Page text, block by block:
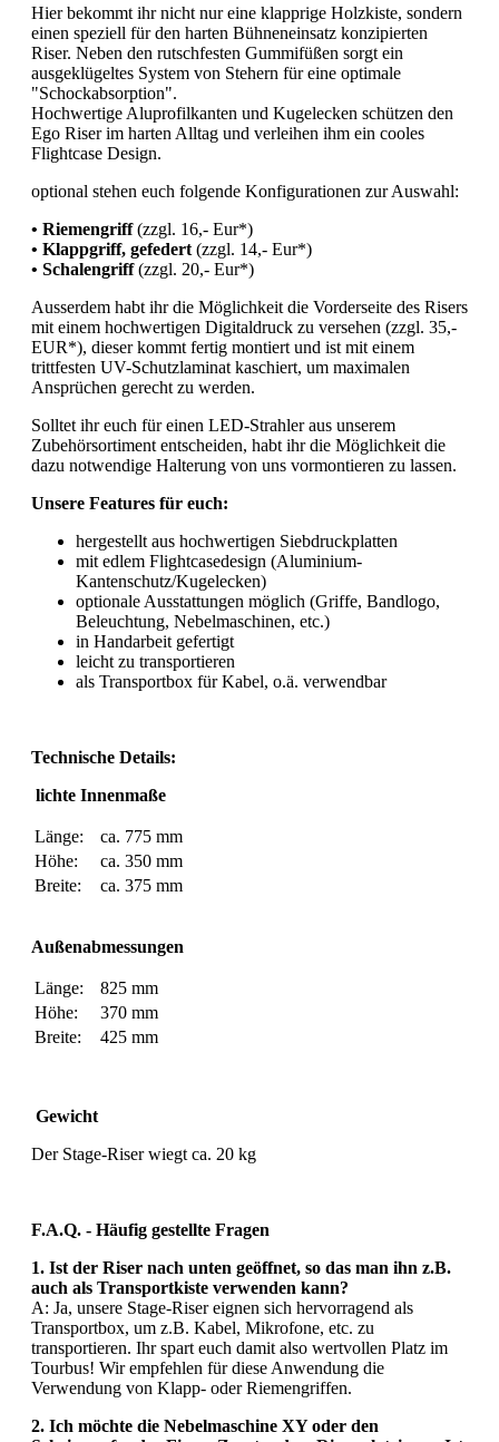
Hier bekommt ihr nicht nur eine klapprige Holzkiste, sondern
einen speziell für den harten Bühneneinsatz konzipierten
Riser. Neben den rutschfesten Gummifüßen sorgt ein
ausgeklügeltes System von Stehern für eine optimale
"Schockabsorption".
Hochwertige Aluprofilkanten und Kugelecken schützen den
Ego Riser im harten Alltag und verleihen ihm ein cooles
Flightcase Design.
optional stehen euch folgende Konfigurationen zur Auswahl:
• Riemengriff(zzgl. 16,- Eur*)
• Klappgriff, gefedert (zzgl. 14,- Eur*)
• Schalengriff(zzgl. 20,- Eur*)
Ausserdem habt ihr die Möglichkeit die Vorderseite des Risers
mit einem hochwertigen Digitaldruck zu versehen (zzgl. 35,-
EUR*), dieser kommt fertig montiert und ist mit einem
trittfesten UV-Schutzlaminat kaschiert, um maximalen
Ansprüchen gerecht zu werden.
Solltet ihr euch für einen LED-Strahler aus unserem
Zubehörsortiment entscheiden, habt ihr die Möglichkeit die
dazu notwendige Halterung von uns vormontieren zu lassen.
Unsere Features für euch:
hergestellt aus hochwertigen Siebdruckplatten
mit edlem Flightcasedesign (Aluminium-
Kantenschutz/Kugelecken)
optionale Ausstattungen möglich (Griffe, Bandlogo,
Beleuchtung, Nebelmaschinen, etc.)
in Handarbeit gefertigt
leicht zu transportieren
als Transportbox für Kabel, o.ä. verwendbar
Technische Details:
lichte Innenmaße
Länge:
ca. 775 mm
Höhe:
ca. 350 mm
Breite:
ca. 375 mm
Außenabmessungen
Länge:
825 mm
Höhe:
370 mm
Breite:
425 mm
Gewicht
Der Stage-Riser wiegt ca. 20 kg
F.A.Q. - Häufig gestellte Fragen
1. Ist der Riser nach unten geöffnet, so das man ihn z.B.
auch als Transportkiste verwenden kann?
A: Ja, unsere Stage-Riser eignen sich hervorragend als
Transportbox, um z.B. Kabel, Mikrofone, etc. zu
transportieren. Ihr spart euch damit also wertvollen Platz im
Tourbus! Wir empfehlen für diese Anwendung die
Verwendung von Klapp- oder Riemengriffen.
2. Ich möchte die Nebelmaschine XY oder den